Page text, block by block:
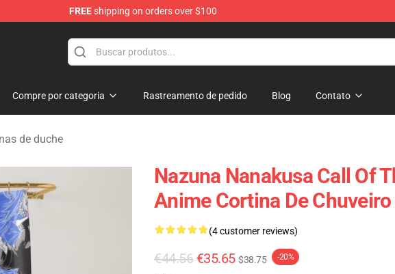
FREEshipping on orders over $100
Compre por categoria Rastreamento de pedido Blog Contato
de duche
Nazuna Nanakusa Call Of
Anime Cortina De Chuveiro
(4 customer reviews)
€44.56 €35.65 $38.75 -20%